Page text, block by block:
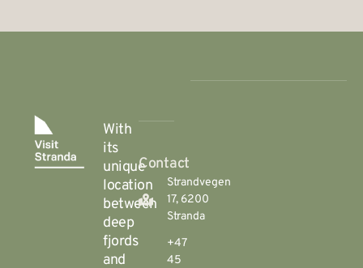
With
its
unique
location
between
deep
fjords
and
Contact
Strandvegen
17, 6200
Stranda
+47
45